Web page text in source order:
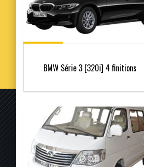
BMW Série 3 [320i] 4 finitions